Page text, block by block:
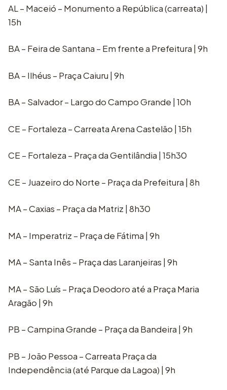
AL – Maceió – Monumento a República (carreata) |
15h
BA – Feira de Santana – Em frente a Prefeitura | 9h
BA – Ilhéus – Praça Caiuru | 9h
BA – Salvador – Largo do Campo Grande | 10h
CE – Fortaleza – Carreata Arena Castelão | 15h
CE – Fortaleza – Praça da Gentilândia | 15h30
CE – Juazeiro do Norte – Praça da Prefeitura | 8h
MA – Caxias – Praça da Matriz | 8h30
MA – Imperatriz – Praça de Fátima | 9h
MA – Santa Inês – Praça das Laranjeiras | 9h
MA – São Luís – Praça Deodoro até a Praça Maria
Aragão | 9h
PB – Campina Grande – Praça da Bandeira | 9h
PB – João Pessoa – Carreata Praça da
Independência (até Parque da Lagoa) | 9h